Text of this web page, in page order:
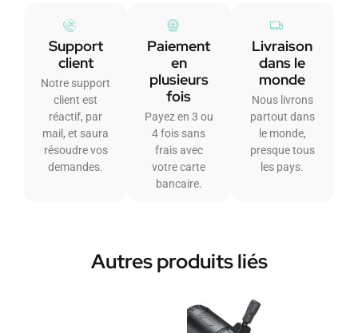
Support
client
Notre support
client est
réactif, par
mail, et saura
résoudre vos
demandes.
Paiement
en
plusieurs
fois
Payez en 3 ou
4 fois sans
frais avec
votre carte
bancaire.
Livraison
dans le
monde
Nous livrons
partout dans
le monde,
presque tous
les pays.
Autres produits liés